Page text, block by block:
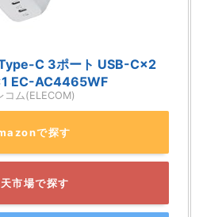
C 3ポート USB-C×2
EC-AC4465WF
コム(ELECOM)
で探す
市場で探す